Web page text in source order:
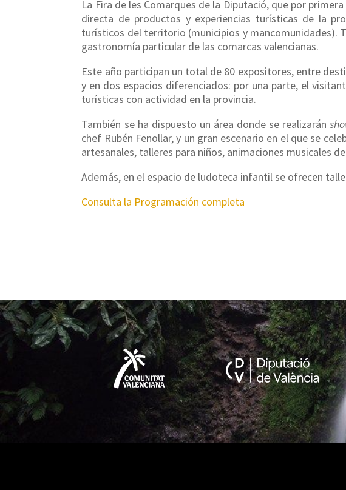
La Fira de les Comarques de la Diputació, que por
directa de productos y experiencias turísti­cas de la
turísticos del territorio (municipios y mancomunidades).
gastronomía particular de las comarcas valencianas.
Este año participan un total de 80 expositores, entre
y en dos espacios diferenciados: por una parte, el
turísticas con actividad en la provincia.
También se ha dispuesto un área donde se realizarán
chef Rubén Fenollar, y un gran escenario en el que se
artesanales, talleres para niños, animaciones musicales
Además, en el espacio de ludoteca infantil se ofrecen
Consulta la Programación completa